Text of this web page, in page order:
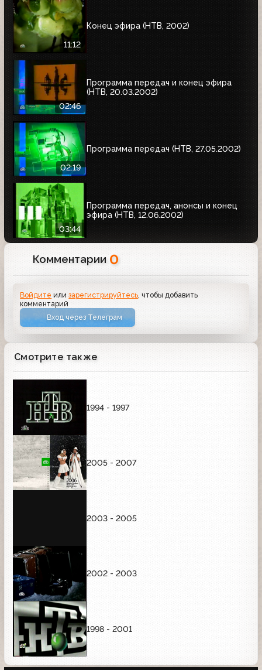
11:12
Конец эфира (НТВ, 2002)
02:46
Программа передач и конец эфира
(НТВ, 20.03.2002)
02:19
Программа передач (НТВ, 27.05.2002)
03:44
Программа передач, анонсы и конец
эфира (НТВ, 12.06.2002)
Комментарии 0
Войдите илизарегистрируйтесь , чтобы добавить
комментарий
Вход через Телеграм
Смотрите также
1994 - 1997
2005 - 2007
2003 - 2005
2002 - 2003
1998 - 2001